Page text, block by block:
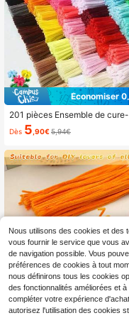
Économiser
201 pièces Ensemble de cure-
d'artisanat, comprenant 200
de cure-pipes et 1 bâton de
en vrac, utilisé pour les
d'artisanat créatif
Dès 5 ,90€ 5,94€
100/200/300/500/1000
Nous utilisons des cookies et des
vous fournir le service que vous
de navigation possible. Vous
préférences de cookies à tout
nous définirons tous les cookies
des fonctionnalités améliorées et
compléter votre expérience
autorisez l'utilisation des cookies